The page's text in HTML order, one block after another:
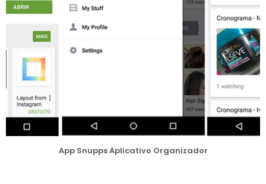
App Snupps Aplicativo Organizador